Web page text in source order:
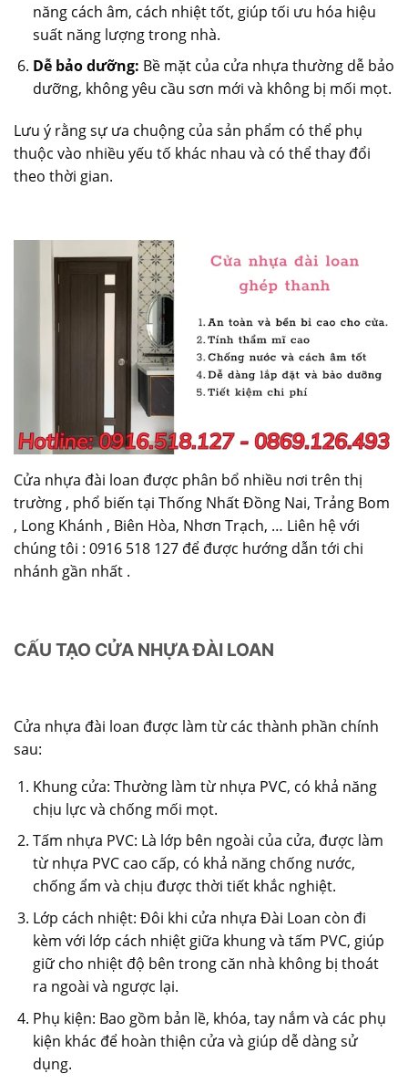
năng cách âm, cách nhiệt tốt, giúp tối ưu hóa hiệu
suất năng lượng trong nhà.
Dễ bảo dưỡng: Bề mặt của cửa nhựa thường dễ bảo
dưỡng, không yêu cầu sơn mới và không bị mối mọt.
Lưu ý rằng sự ưa chuộng của sản phẩm có thể phụ
thuộc vào nhiều yếu tố khác nhau và có thể thay đổi
theo thời gian.
Cửa nhựa đài loan được phân bổ nhiều nơi trên thị
trường , phổ biến tại Thống Nhất Đồng Nai, Trảng Bom
, Long Khánh , Biên Hòa, Nhơn Trạch, … Liên hệ với
chúng tôi : 0916 518 127 để được hướng dẫn tới chi
nhánh gần nhất .
CẤU TẠO CỬA NHỰA ĐÀI LOAN
Cửa nhựa đài loan được làm từ các thành phần chính
sau:
Khung cửa: Thường làm từ nhựa PVC, có khả năng
chịu lực và chống mối mọt.
Tấm nhựa PVC: Là lớp bên ngoài của cửa, được làm
từ nhựa PVC cao cấp, có khả năng chống nước,
chống ẩm và chịu được thời tiết khắc nghiệt.
Lớp cách nhiệt: Đôi khi cửa nhựa Đài Loan còn đi
kèm với lớp cách nhiệt giữa khung và tấm PVC, giúp
giữ cho nhiệt độ bên trong căn nhà không bị thoát
ra ngoài và ngược lại.
Phụ kiện: Bao gồm bản lề, khóa, tay nắm và các phụ
kiện khác để hoàn thiện cửa và giúp dễ dàng sử
dụng.